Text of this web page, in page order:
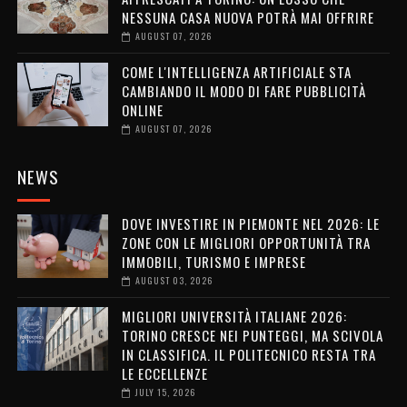
NESSUNA CASA NUOVA POTRÀ MAI OFFRIRE
AUGUST 07, 2026
COME L'INTELLIGENZA ARTIFICIALE STA
CAMBIANDO IL MODO DI FARE PUBBLICITÀ
ONLINE
AUGUST 07, 2026
NEWS
DOVE INVESTIRE IN PIEMONTE NEL 2026: LE
ZONE CON LE MIGLIORI OPPORTUNITÀ TRA
IMMOBILI, TURISMO E IMPRESE
AUGUST 03, 2026
MIGLIORI UNIVERSITÀ ITALIANE 2026:
TORINO CRESCE NEI PUNTEGGI, MA SCIVOLA
IN CLASSIFICA. IL POLITECNICO RESTA TRA
LE ECCELLENZE
JULY 15, 2026